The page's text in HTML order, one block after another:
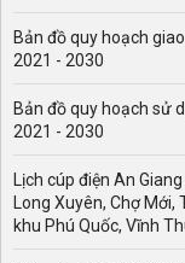
Bản đồ quy hoạch
2021 - 2030
Bản đồ quy hoạch sử
2021 - 2030
Lịch cúp điện An
Long Xuyên, Chợ Mới,
khu Phú Quốc, Vĩnh